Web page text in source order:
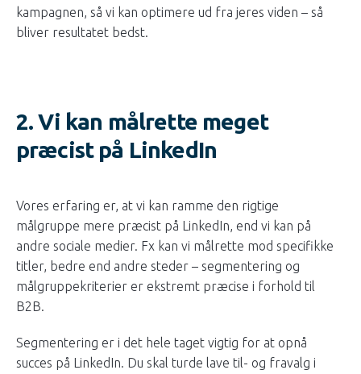
kampagnen, så vi kan optimere ud fra jeres viden – så
bliver resultatet bedst.
2. Vi kan målrette meget
præcist på LinkedIn
Vores erfaring er, at vi kan ramme den rigtige
målgruppe mere præcist på LinkedIn, end vi kan på
andre sociale medier. Fx kan vi målrette mod specifikke
titler, bedre end andre steder – segmentering og
målgruppekriterier er ekstremt præcise i forhold til
B2B.
Segmentering er i det hele taget vigtig for at opnå
succes på LinkedIn. Du skal turde lave til- og fravalg i